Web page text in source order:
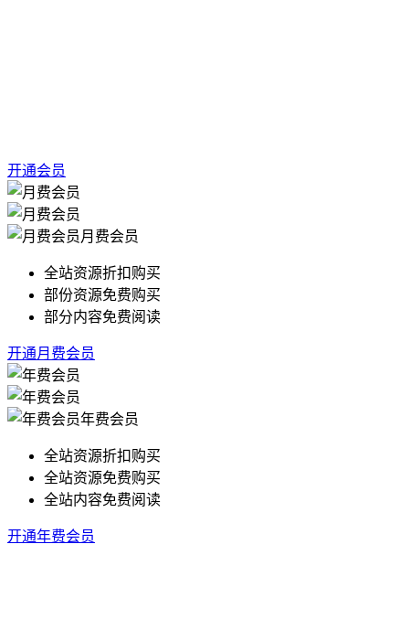
开通会员
月费会员
全站资源折扣购买
部份资源免费购买
部分内容免费阅读
开通月费会员
年费会员
全站资源折扣购买
全站资源免费购买
全站内容免费阅读
开通年费会员